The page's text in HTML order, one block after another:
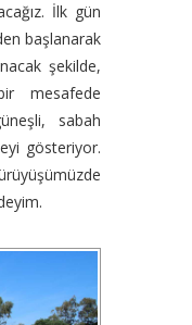
İlk gün
başlanarak
şekilde,
mesafede
sabah
gösteriyor.